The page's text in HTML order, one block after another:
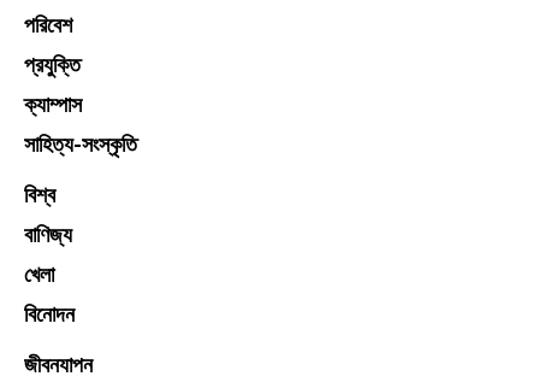
পরিবেশ
প্রযুক্তি
ক্যাম্পাস
সাহিত্য-সংস্কৃতি
বিশ্ব
বাণিজ্য
খেলা
বিনোদন
জীবনযাপন